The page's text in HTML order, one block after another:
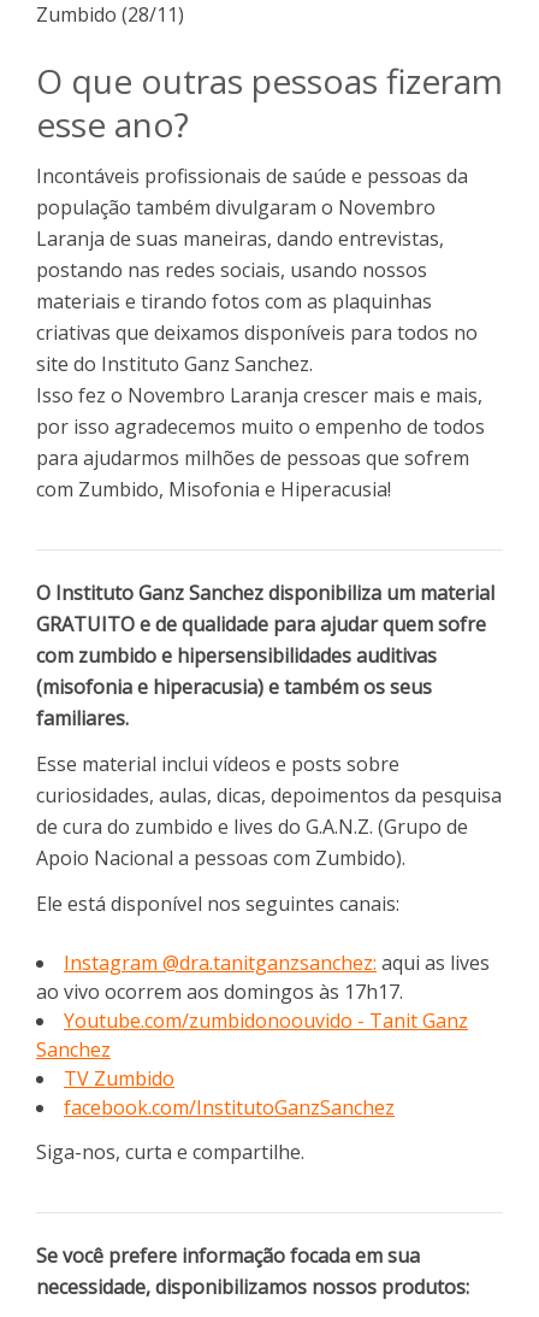
Zumbido (28/11)
O que outras pessoas fizeram
esse ano?
Incontáveis profissionais de saúde e pessoas da
população também divulgaram o Novembro
Laranja de suas maneiras, dando entrevistas,
postando nas redes sociais, usando nossos
materiais e tirando fotos com as plaquinhas
criativas que deixamos disponíveis para todos no
site do Instituto Ganz Sanchez.
Isso fez o Novembro Laranja crescer mais e mais,
por isso agradecemos muito o empenho de todos
para ajudarmos milhões de pessoas que sofrem
com Zumbido, Misofonia e Hiperacusia!
O Instituto Ganz Sanchez disponibiliza um material
GRATUITO e de qualidade para ajudar quem sofre
com zumbido e hipersensibilidades auditivas
(misofonia e hiperacusia) e também os seus
familiares.
Esse material inclui vídeos e posts sobre
curiosidades, aulas, dicas, depoimentos da pesquisa
de cura do zumbido e lives do G.A.N.Z. (Grupo de
Apoio Nacional a pessoas com Zumbido).
Ele está disponível nos seguintes canais:
Instagram @dra.tanitganzsanchez: aqui as lives
ao vivo ocorrem aos domingos às 17h17.
Youtube.com/zumbidonoouvido - Tanit Ganz
Sanchez
TV Zumbido
facebook.com/InstitutoGanzSanchez
Siga-nos, curta e compartilhe.
Se você prefere informação focada em sua
necessidade, disponibilizamos nossos produtos: